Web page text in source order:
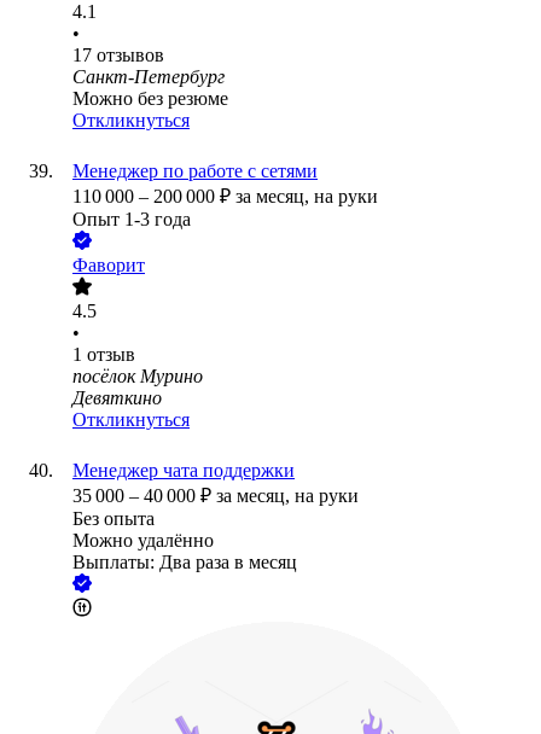
4.1
•
17 отзывов
Санкт-Петербург
Можно без резюме
Откликнуться
Менеджер по работе с сетями
110 000 – 200 000 ₽ за месяц, на руки
Опыт 1-3 года
Фаворит
4.5
•
1 отзыв
посёлок Мурино
Девяткино
Откликнуться
Менеджер чата поддержки
35 000 – 40 000 ₽ за месяц, на руки
Без опыта
Можно удалённо
Выплаты: Два раза в месяц